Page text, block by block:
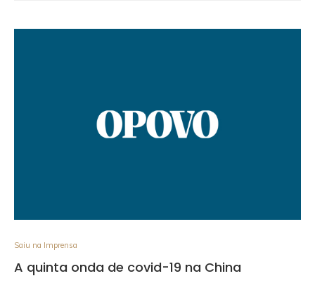
Saiu na Imprensa
A quinta onda de covid-19 na China